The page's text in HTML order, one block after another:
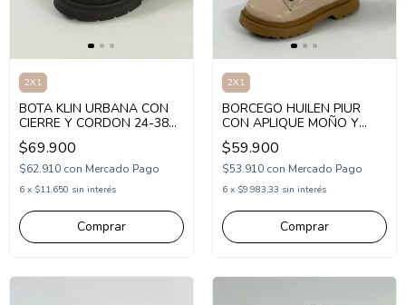
2X1
BOTA KLIN URBANA CON
CIERRE Y CORDON 24-38
(1KL365006)
$69.900
$62.910 con Mercado Pago
6 x $11.650 sin interés
Comprar
2X1
BORCEGO HUILEN PIUR
CON APLIQUE MOÑO Y
CORDON 21-26 (HUPIUR)
$59.900
$53.910 con Mercado Pago
6 x $9.983,33 sin interés
Comprar